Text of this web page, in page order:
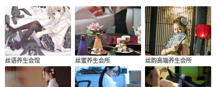
丝语养生会馆 丝蜜养生会所 丝韵高端养生会所